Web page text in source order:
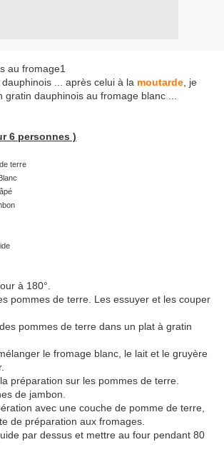
... après celui à la moutarde , je
gratin dauphinois au fromage blanc ...
6 personnes )
terre
à 180°.
pommes de terre. Les essuyer et les couper
pommes de terre dans un plat à gratin
le fromage blanc, le lait et le gruyère
préparation sur les pommes de terre.
de jambon.
avec une couche de pomme de terre,
de préparation aux fromages.
par dessus et mettre au four pendant 80